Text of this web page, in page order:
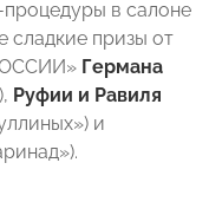
в салоне
сладкие призы от
Германа
Руфии и Равиля
и